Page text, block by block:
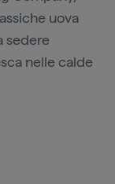
uova
sedere
nelle calde